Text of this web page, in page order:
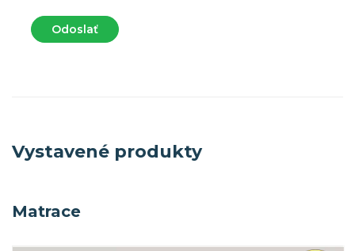
Odoslať
Vystavené produkty
Matrace